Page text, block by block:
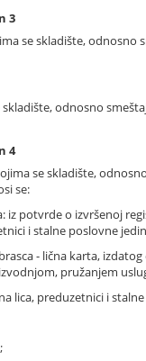
3
se skladište,
odnosno
4
se skladište,
se:
potvrde o izvršenoj
i stalne poslovne
- lična karta,
pružanjem
lica, preduzetnici i